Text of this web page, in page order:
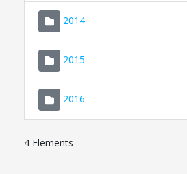
2014
2015
2016
4 Elements